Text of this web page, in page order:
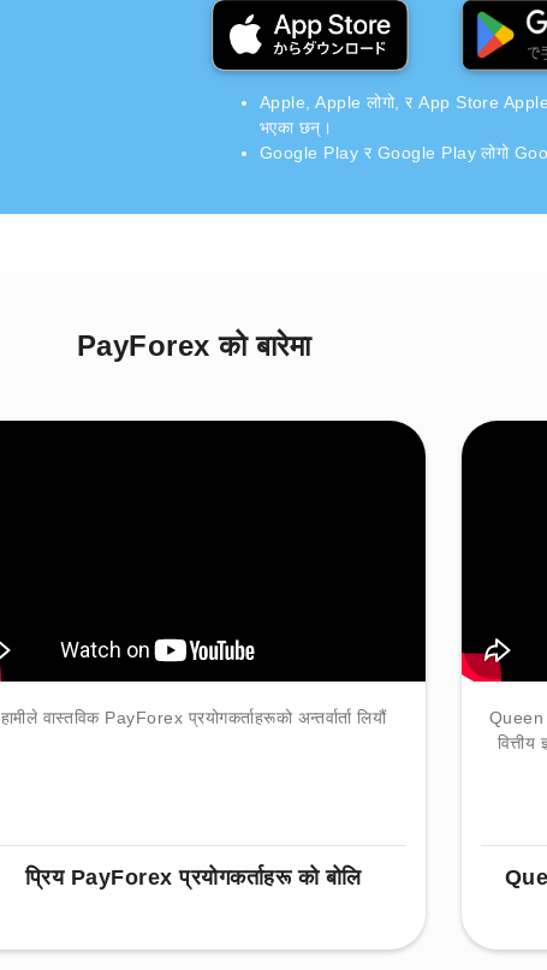
Apple, Apple लोगो, र App Store
भएका छन्।
Google Play र Google Play लोगो
PayForex को बारेमा
हामीले वास्तविक PayForex प्रयोगकर्ताहरूको अन्तर्वार्ता लियौं
प्रिय PayForex प्रयोगकर्ताहरू को बोलि
Queen